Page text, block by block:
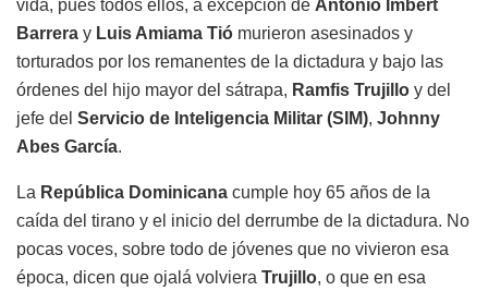
vida, pues todos ellos, a excepción de Antonio Imbert
Barrera y Luis Amiama Tió murieron asesinados y
torturados por los remanentes de la dictadura y bajo las
órdenes del hijo mayor del sátrapa, Ramfis Trujillo y del
jefe del Servicio de Inteligencia Militar (SIM), Johnny
Abes García.
La República Dominicana cumple hoy 65 años de la
caída del tirano y el inicio del derrumbe de la dictadura. No
pocas voces, sobre todo de jóvenes que no vivieron esa
época, dicen que ojalá volviera Trujillo, o que en esa